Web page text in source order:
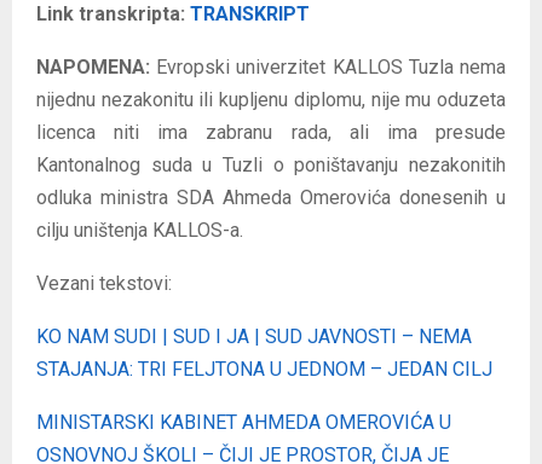
Link transkripta: TRANSKRIPT
NAPOMENA: Evropski univerzitet KALLOS Tuzla nema
nijednu nezakonitu ili kupljenu diplomu, nije mu oduzeta
licenca niti ima zabranu rada, ali ima presude
Kantonalnog suda u Tuzli o poništavanju nezakonitih
odluka ministra SDA Ahmeda Omerovića donesenih u
cilju uništenja KALLOS-a.
Vezani tekstovi:
KO NAM SUDI | SUD I JA | SUD JAVNOSTI – NEMA
STAJANJA: TRI FELJTONA U JEDNOM – JEDAN CILJ
MINISTARSKI KABINET AHMEDA OMEROVIĆA U
OSNOVNOJ ŠKOLI – ČIJI JE PROSTOR, ČIJA JE